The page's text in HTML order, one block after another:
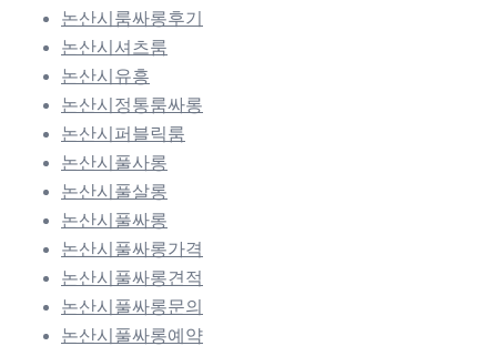
논산시룸싸롱후기
논산시셔츠룸
논산시유흥
논산시정통룸싸롱
논산시퍼블릭룸
논산시풀사롱
논산시풀살롱
논산시풀싸롱
논산시풀싸롱가격
논산시풀싸롱견적
논산시풀싸롱문의
논산시풀싸롱예약